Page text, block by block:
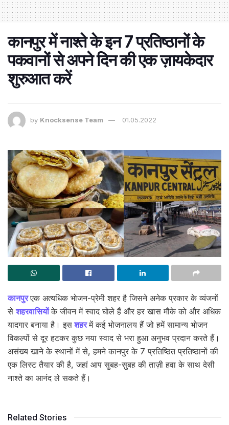
कानपुर में नाश्ते के इन 7 प्रतिष्ठानों के
पकवानों से अपने दिन की एक ज़ायकेदार
शुरुआत करें
by Knocksense Team 01.05.2022
कानपुरएक अत्यधिक भोजन-प्रेमी शहर है जिसने अनेक प्रकार के व्यंजनों
सेशहरवासियोंके जीवन में स्वाद घोले हैं और हर खास मौके को और अधिक
यादगार बनाया है। इसशहरमें कई भोजनालय हैं जो हमें सामान्य भोजन
विकल्पों से दूर हटकर कुछ नया स्वाद से भरा हुआ अनुभव प्रदान करते हैं।
असंख्य खाने के स्थानों में से, हमने कानपुर के 7 प्रतिष्ठित प्रतिष्ठानों की
एक लिस्ट तैयार की है, जहां आप सुबह-सुबह की ताज़ी हवा के साथ देसी
नाश्ते का आनंद ले सकते हैं।
Related Stories